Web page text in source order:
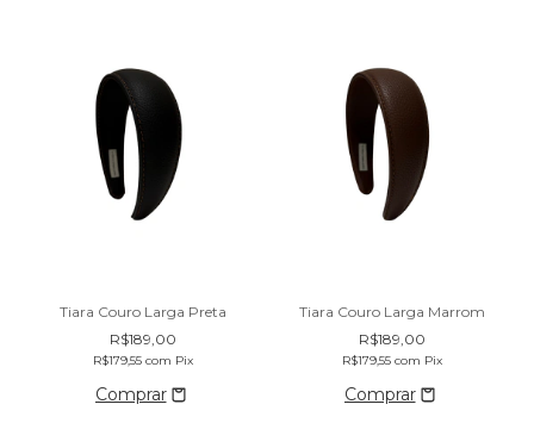
Tiara Couro Larga Preta
R$189,00
R$179,55 com Pix
Tiara Couro Larga Marrom
R$189,00
R$179,55 com Pix